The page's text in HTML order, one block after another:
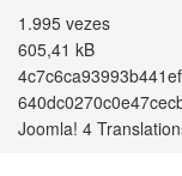
1.995 vezes
605,41 kB
Joomla! 4